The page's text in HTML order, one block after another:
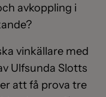
avkoppling i
vinkällare med
Ulfsunda Slotts
att få prova tre